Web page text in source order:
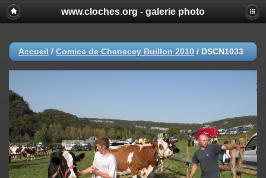
www.cloches.org - galerie photo
Accueil / Comice de Chenecey Buillon 2010 / DSCN1033